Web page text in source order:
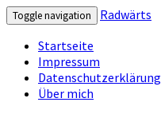
Toggle navigation
Radwärts
Startseite
Impressum
Datenschutzerklärung
Über mich